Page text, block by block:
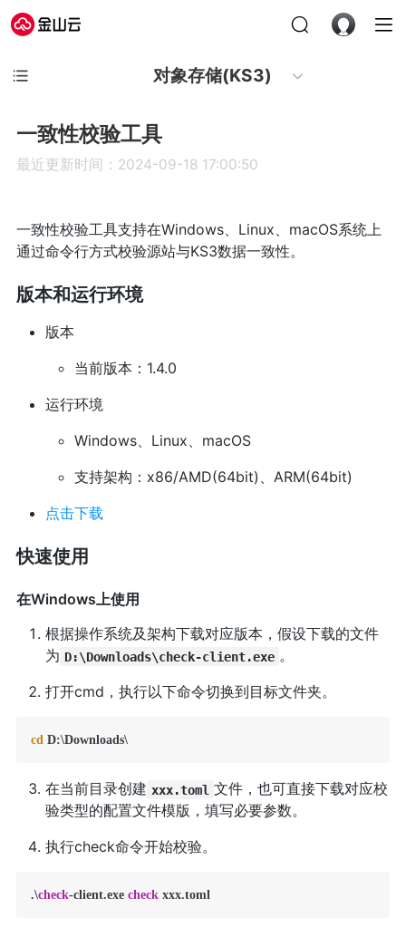
对象存储(KS3)
一致性校验工具
最近更新时间：2024-09-18 17:00:50
一致性校验工具支持在Windows、Linux、macOS系统上
通过命令行方式校验源站与KS3数据一致性。
版本和运行环境
版本
当前版本：1.4.0
运行环境
Windows、Linux、macOS
支持架构：x86/AMD(64bit)、ARM(64bit)
点击下载
快速使用
在Windows上使用
根据操作系统及架构下载对应版本，假设下载的文件
为 D:\Downloads\check-client.exe 。
打开cmd，执行以下命令切换到目标文件夹。
cd D:\Downloads\
在当前目录创建 xxx.toml 文件，也可直接下载对应校
验类型的配置文件模版，填写必要参数。
执行check命令开始校验。
.\check-client.exe check xxx.toml